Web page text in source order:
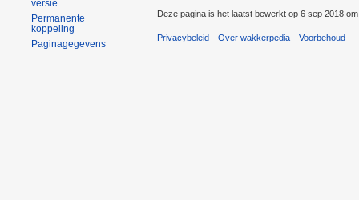
versie
Permanente
koppeling
Paginagegevens
Deze pagina is het laatst bewerkt op 6 sep 2018 om
Privacybeleid Over wakkerpedia Voorbehoud